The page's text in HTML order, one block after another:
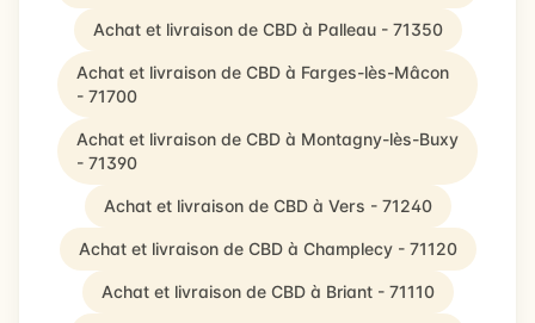
Achat et livraison de CBD à Palleau - 71350
Achat et livraison de CBD à Farges-lès-Mâcon
- 71700
Achat et livraison de CBD à Montagny-lès-Buxy
- 71390
Achat et livraison de CBD à Vers - 71240
Achat et livraison de CBD à Champlecy - 71120
Achat et livraison de CBD à Briant - 71110